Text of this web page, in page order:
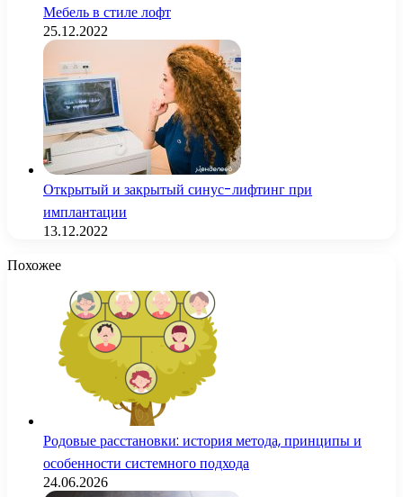
Мебель в стиле лофт
25.12.2022
Открытый и закрытый синус-лифтинг при
имплантации
13.12.2022
Похожее
Родовые расстановки: история метода, принципы и
особенности системного подхода
24.06.2026